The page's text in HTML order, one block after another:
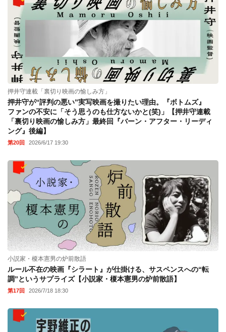
押井守連載「裏切り映画の愉しみ方」
押井守が“評判の悪い”実写映画を撮りたい理由。『ボトムズ』
ファンの不安に「そう思うのも仕方ないかと(笑)」【押井守連載
「裏切り映画の愉しみ方」最終回『バーン・アフター・リーディ
ング』後編】
第20回 2026/6/17 19:30
小説家・榎本憲男の炉前散語
ルール不在の映画『シラート』が仕掛ける、サスペンスへの“転
調”というサプライズ【小説家・榎本憲男の炉前散語】
第17回 2026/7/18 18:30